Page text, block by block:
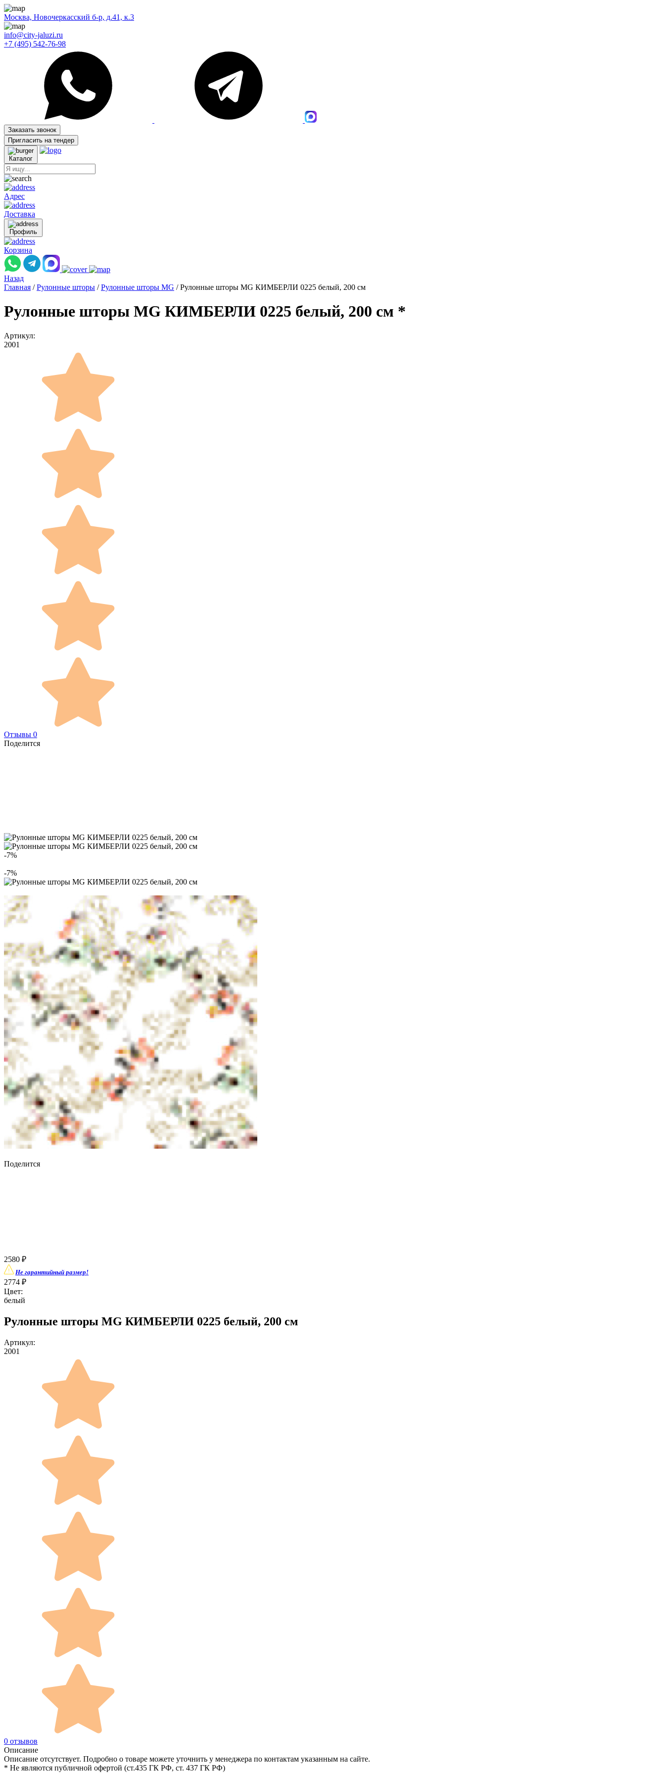
Москва, Новочеркасский б-р, д.41, к.3
info@city-jaluzi.ru
+7 (495) 542-76-98
Заказать звонок
Пригласить на тендер
Каталог
Адрес
Доставка
Профиль
Корзина
Назад
Главная / Рулонные шторы / Рулонные шторы MG / Рулонные шторы MG КИМБЕРЛИ 0225 белый, 200 см
Рулонные шторы MG КИМБЕРЛИ 0225 белый, 200 см *
Артикул:
2001
Отзывы 0
Поделится
-7%
-7%
Поделится
2580 ₽
Не гарантийный размер!
2774 ₽
Цвет:
белый
Рулонные шторы MG КИМБЕРЛИ 0225 белый, 200 см
Артикул:
2001
0 отзывов
Описание
Описание отсутствует. Подробно о товаре можете уточнить у менеджера по контактам указанным на сайте.
* Не являются публичной офертой (ст.435 ГК РФ, cт. 437 ГК РФ)